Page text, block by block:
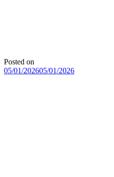
Posted on
05/01/202605/01/2026